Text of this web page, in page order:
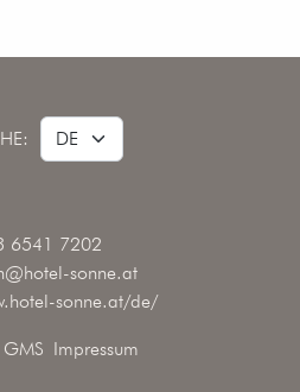
6541 7202
sonne.at
sonne.at/de/
GMS Impressum